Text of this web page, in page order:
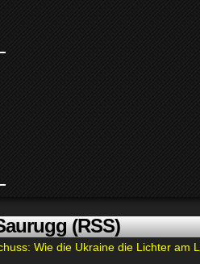
(RSS)
Wie die Ukraine die Lichter am